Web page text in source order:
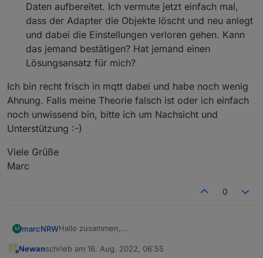
Daten aufbereitet. Ich vermute jetzt einfach mal,
dass der Adapter die Objekte löscht und neu anlegt
und dabei die Einstellungen verloren gehen. Kann
das jemand bestätigen? Hat jemand einen
Lösungsansatz für mich?
Ich bin recht frisch in mqtt dabei und habe noch wenig
Ahnung. Falls meine Theorie falsch ist oder ich einfach
noch unwissend bin, bitte ich um Nachsicht und
Unterstützung :-)
Viele Grüße
Marc
0
M marcNRWHallo zusammen,
Stundenpläne meiner Kids abzufragen. Das
Der Newsfeed in der Units-App war gestern
Newanschrieb am 16. Aug. 2022, 06:55
zuletzt editiert von